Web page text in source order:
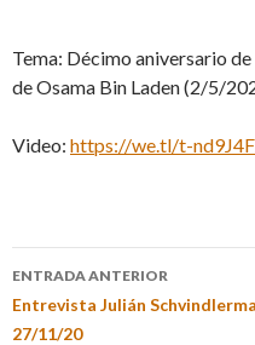
Tema: Décimo aniversario
de Osama Bin Laden (2/5/
Video: https://we.tl/t-
ENTRADA ANTERIOR
Entrevista Julián
27/11/20